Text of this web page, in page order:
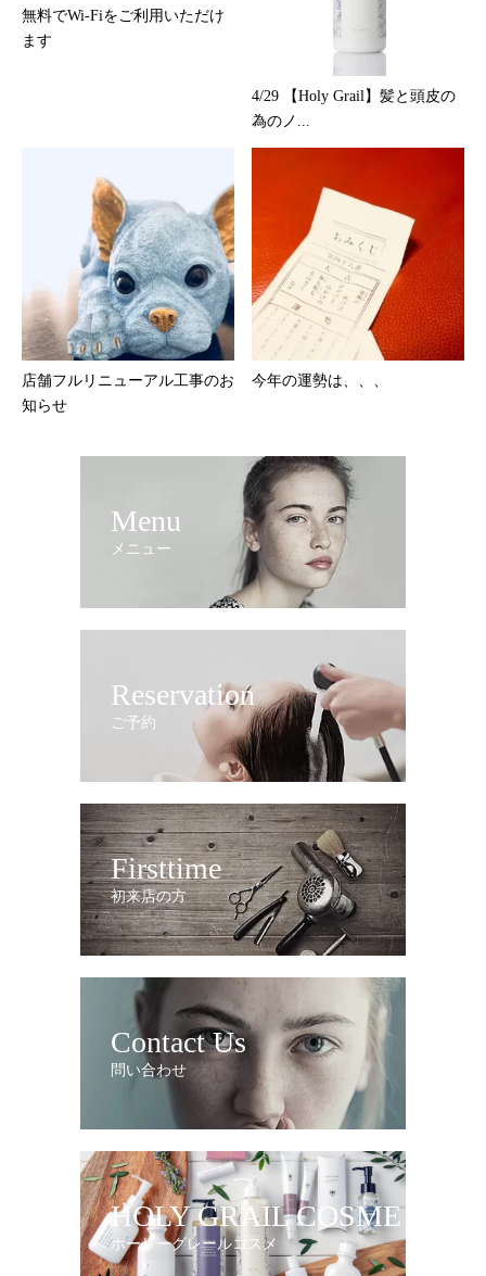
無料でWi-Fiをご利用いただけ
ます
4/29 【Holy Grail】髪と頭皮の
為のノ...
店舗フルリニューアル工事のお
知らせ
今年の運勢は、、、
Menu
メニュー
Reservation
ご予約
Firsttime
初来店の方
Contact Us
問い合わせ
HOLY GRAIL COSME
ホーリーグレールコスメ